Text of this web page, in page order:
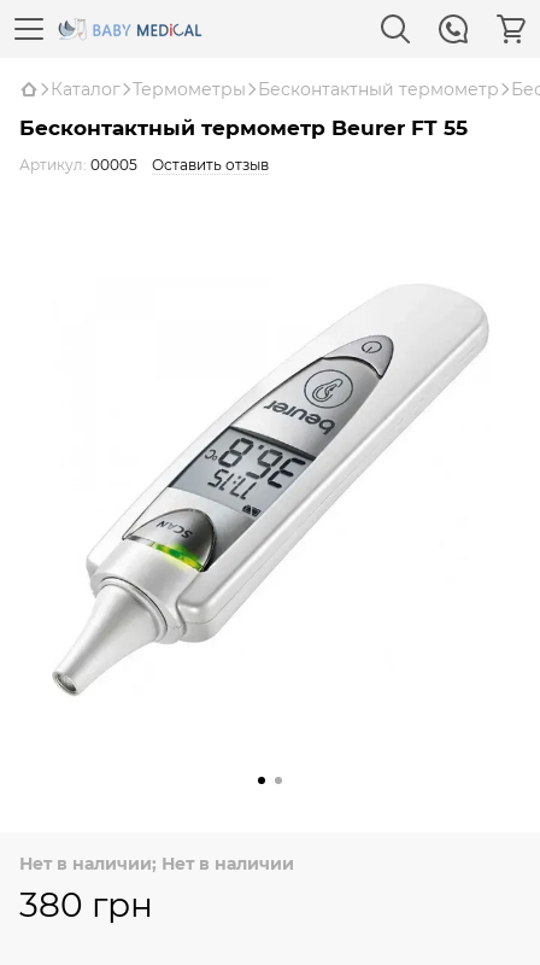
Каталог Термометры Бесконтактный термометр
Бесконтактный термометр Beurer FT 55
Артикул: 00005 Оставить отзыв
Нет в наличии; Нет в наличии
380 грн